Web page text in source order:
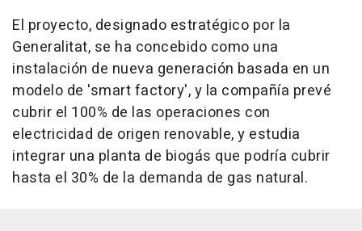
El proyecto, designado estratégico por la
Generalitat, se ha concebido como una
instalación de nueva generación basada en un
modelo de 'smart factory', y la compañía prevé
cubrir el 100% de las operaciones con
electricidad de origen renovable, y estudia
integrar una planta de biogás que podría cubrir
hasta el 30% de la demanda de gas natural.